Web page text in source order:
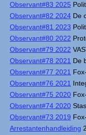
Observant#83 2025
Observant#82 2024 De
Observant#81 2023
Observant#80 2022
Observant#79 2022
Observant#78 2021 De
Observant#77 2021
Observant#76 2021
Observant#75 2020
Observant#74 2020
Observant#73 2019
Arrestantenhandleiding